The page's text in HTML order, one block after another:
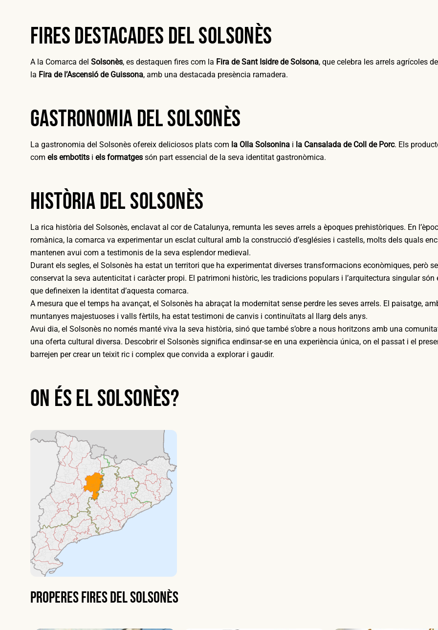
Fires destacades del Solsonès
A la Comarca del Solsonès, es destaquen fires com la Fira de Sant Isidre de Solsona, que celebra les arrels agrícoles
la Fira de l’Ascensió de Guissona, amb una destacada presència ramadera.
Gastronomia del Solsonès
La gastronomia del Solsonès ofereix deliciosos plats com la Olla Solsonina i la Cansalada de Coll de Porc. Els
com els embotits i els formatges són part essencial de la seva identitat gastronòmica.
Història del Solsonès
La rica història del Solsonès, enclavat al cor de Catalunya, remunta les seves arrels a èpoques prehistòriques. En
romànica, la comarca va experimentar un esclat cultural amb la construcció d’esglésies i castells, molts dels quals
mantenen avui com a testimonis de la seva esplendor medieval.
Durant els segles, el Solsonès ha estat un territori que ha experimentat diverses transformacions econòmiques, però
conservat la seva autenticitat i caràcter propi. El patrimoni històric, les tradicions populars i l’arquitectura singular són
que defineixen la identitat d’aquesta comarca.
A mesura que el temps ha avançat, el Solsonès ha abraçat la modernitat sense perdre les seves arrels. El paisatge,
muntanyes majestuoses i valls fèrtils, ha estat testimoni de canvis i continuïtats al llarg dels anys.
Avui dia, el Solsonès no només manté viva la seva història, sinó que també s’obre a nous horitzons amb una
una oferta cultural diversa. Descobrir el Solsonès significa endinsar-se en una experiència única, on el passat i el
barrejen per crear un teixit ric i complex que convida a explorar i gaudir.
On és el Solsonès?
Properes fires del Solsonès